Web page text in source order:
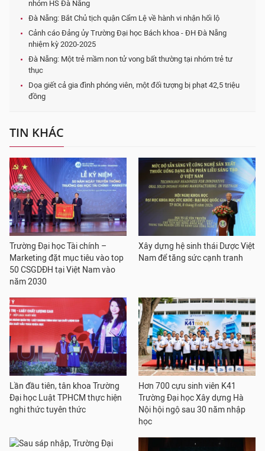
nhóm HS Đà Nẵng
Đà Nẵng: Bắt Chủ tịch quận Cẩm Lệ về hành vi nhận hối lộ
Cảnh cáo Đảng ủy Trường Đại học Bách khoa - ĐH Đà Nẵng
nhiệm kỳ 2020-2025
Đà Nẵng: Một trẻ mầm non tử vong bất thường tại nhóm trẻ tư
thục
Dọa giết cả gia đình phóng viên, một đối tượng bị phạt 42,5 triệu
đồng
TIN KHÁC
Trường Đại học Tài chính –
Marketing đặt mục tiêu vào top
50 CSGDĐH tại Việt Nam vào
năm 2030
Xây dựng hệ sinh thái Dược Việt
Nam để tăng sức cạnh tranh
Lần đầu tiên, tân khoa Trường
Đại học Luật TPHCM thực hiện
nghi thức tuyên thức
Hơn 700 cựu sinh viên K41
Trường Đại học Xây dựng Hà
Nội hội ngộ sau 30 năm nhập
học